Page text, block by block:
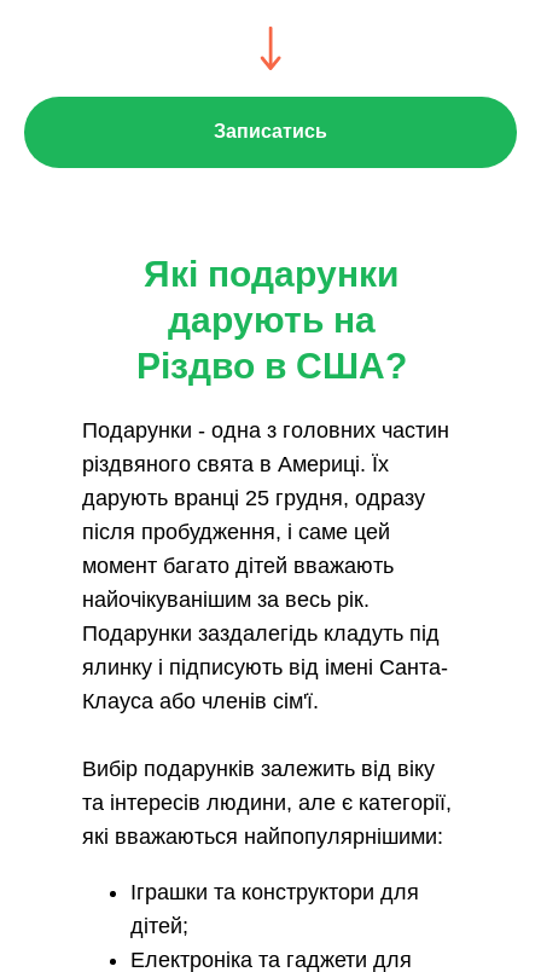
Записатись
Які подарунки
дарують на
Різдво в США?
Подарунки - одна з головних частин
різдвяного свята в Америці. Їх
дарують вранці 25 грудня, одразу
після пробудження, і саме цей
момент багато дітей вважають
найочікуванішим за весь рік.
Подарунки заздалегідь кладуть під
ялинку і підписують від імені Санта-
Клауса або членів сім'ї.
Вибір подарунків залежить від віку
та інтересів людини, але є категорії,
які вважаються найпопулярнішими:
Іграшки та конструктори для
дітей;
Електроніка та гаджети для